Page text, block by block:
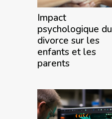
Impact
psychologique du
divorce sur les
enfants et les
parents